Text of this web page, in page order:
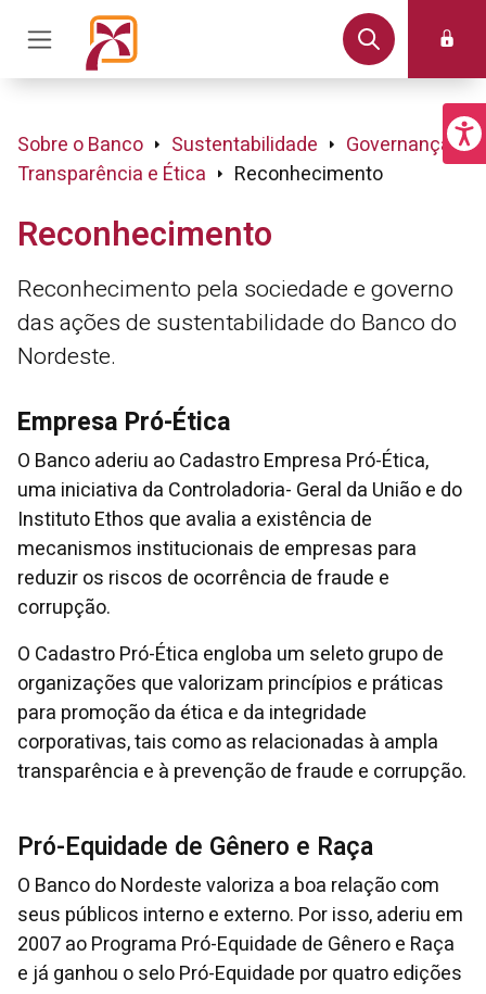
Sobre o Banco Sustentabilidade
Governança,
Transparência e Ética
Reconhecimento
Reconhecimento
Reconhecimento pela sociedade e governo
das ações de sustentabilidade do Banco do
Nordeste.
Empresa Pró-Ética
O Banco aderiu ao Cadastro Empresa Pró-Ética,
uma iniciativa da Controladoria- Geral da União e do
Instituto Ethos que avalia a existência de
mecanismos institucionais de empresas para
reduzir os riscos de ocorrência de fraude e
corrupção.
O Cadastro Pró-Ética engloba um seleto grupo de
organizações que valorizam princípios e práticas
para promoção da ética e da integridade
corporativas, tais como as relacionadas à ampla
transparência e à prevenção de fraude e corrupção.
Pró-Equidade de Gênero e Raça
O Banco do Nordeste valoriza a boa relação com
seus públicos interno e externo. Por isso, aderiu em
2007 ao Programa Pró-Equidade de Gênero e Raça
e já ganhou o selo Pró-Equidade por quatro edições